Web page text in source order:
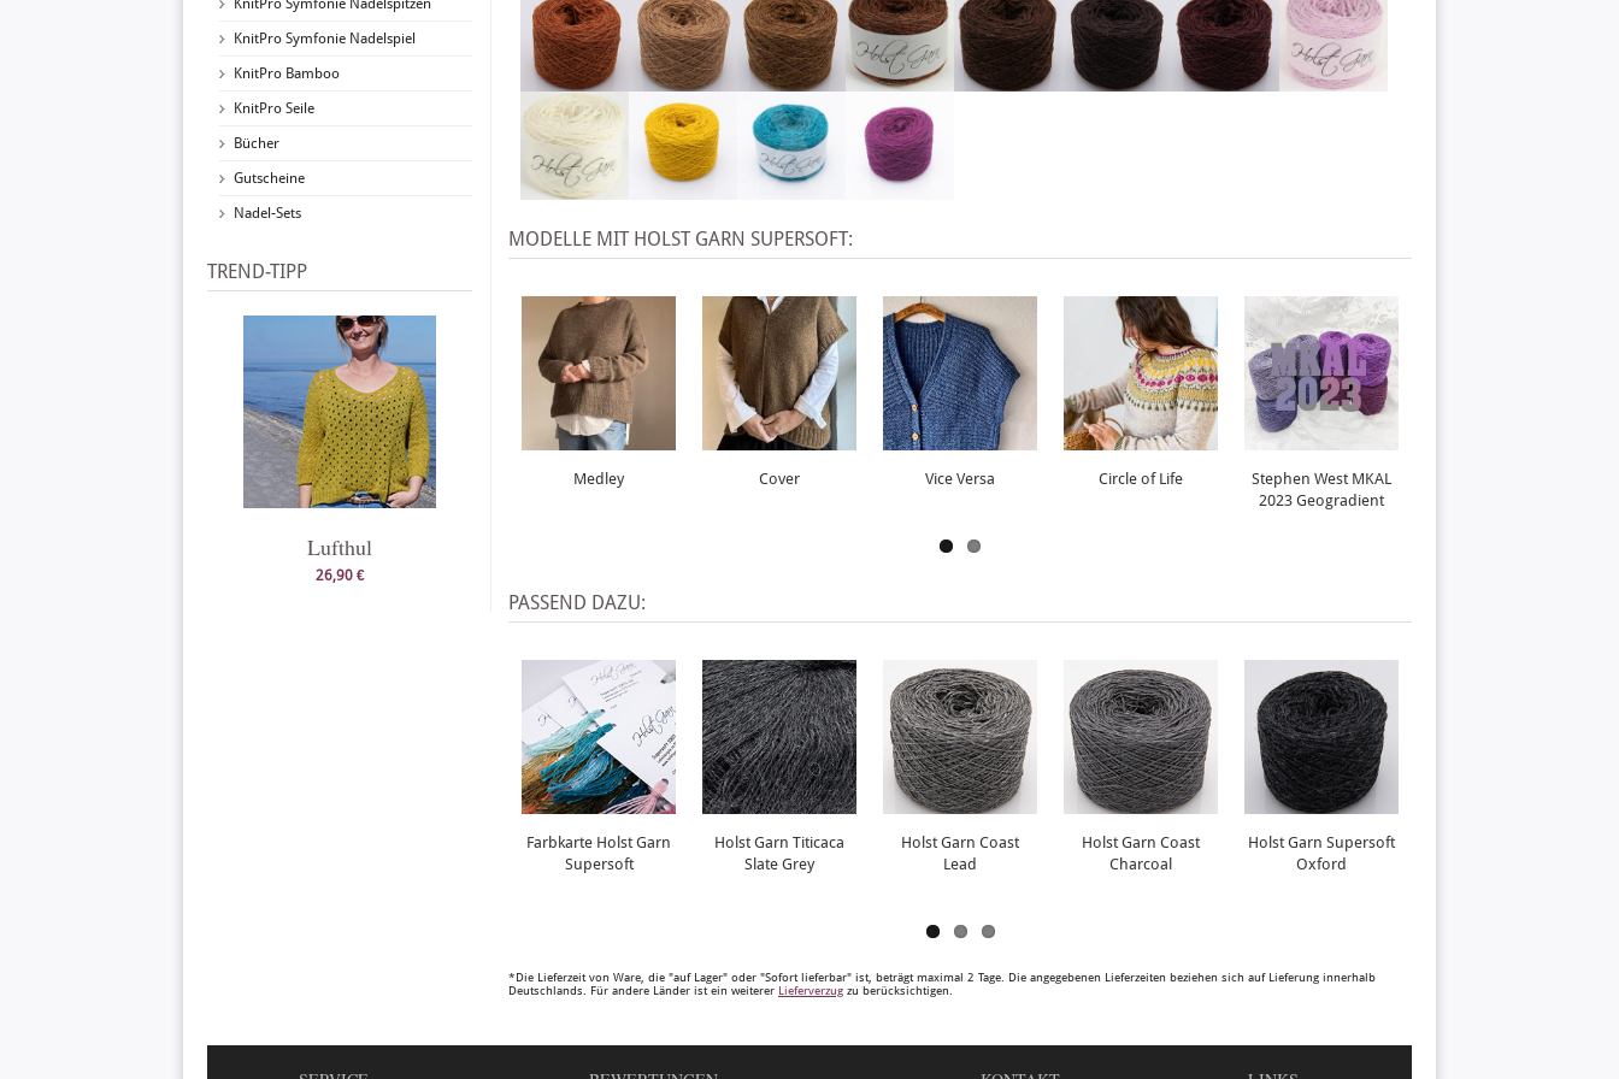
KnitPro Symfonie Nadelspitzen
KnitPro Symfonie Nadelspiel
KnitPro Bamboo
KnitPro Seile
Bücher
Gutscheine
Nadel-Sets
TREND-TIPP
Lufthul
26,90 €
X
MODELLE MIT HOLST GARN SUPERSOFT:
Medley Cover Vice Versa Circle of Life
Stephen West MKAL
2023 Geogradient
PASSEND DAZU:
Farbkarte Holst Garn
Supersoft
Holst Garn Titicaca
Slate Grey
Holst Garn Coast
Lead
Holst Garn Coast
Charcoal
Holst Garn Supersoft
Oxford
*Die Lieferzeit von Ware, die "auf Lager" oder "Sofort lieferbar" ist, beträgt maximal 2 Tage. Die angegebenen Lieferzeiten beziehen sich auf Lieferung innerhalb
Deutschlands. Für andere Länder ist ein weiterer Lieferverzug zu berücksichtigen.